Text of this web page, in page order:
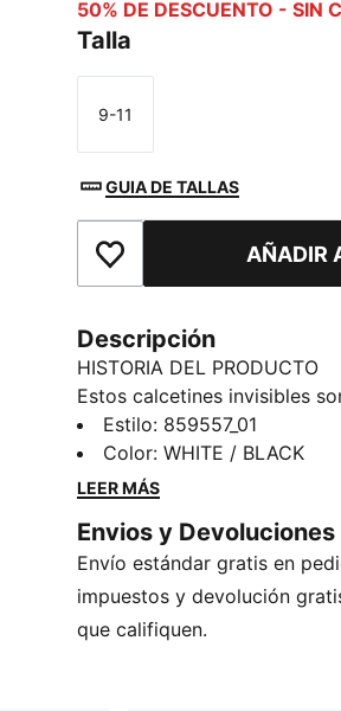
50% DE DESCUENTO - SIN
Talla
Talla
9-11
GUIA DE TALLAS
Añadir a la lista deAÑADIR
Descripción
HISTORIA DEL PRODUCTO
Estos calcetines invisibles
aquellos que quieren ocultar
calcetines. Mantenga sus
tobillos libres.
Construcción invisible
Detalles de la marca PUMA
Contiene 3 pares
Estilo: 859557_01
Color:WHITE / BLACK
LEER MÁS
Envios y Devoluciones
Envío estándar gratis en
impuestos y devolución
que califiquen.